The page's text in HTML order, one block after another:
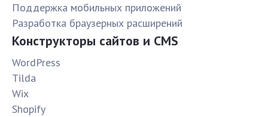
Поддержка мобильных приложений
Разработка браузерных расширений
Конструкторы сайтов и CMS
WordPress
Tilda
Wix
Shopify